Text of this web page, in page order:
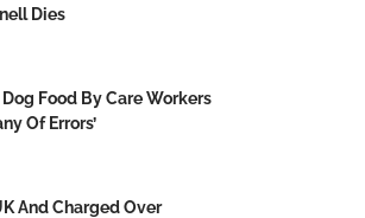
Dies
Food By Care Workers
Of Errors’
And Charged Over